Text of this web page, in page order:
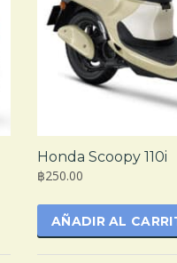
Honda Scoopy 110i
฿250.00
AÑADIR AL